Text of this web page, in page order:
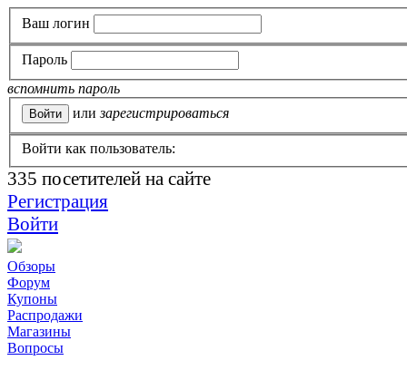
Ваш логин
Пароль
вспомнить пароль
или зарегистрироваться
Войти как пользователь:
335 посетителей на сайте
Регистрация
Войти
Обзоры
Форум
Купоны
Распродажи
Магазины
Вопросы